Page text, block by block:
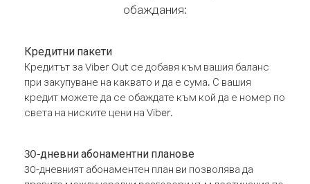
обаждания:
Кредитни пакети
Кредитът за Viber Out се добавя към вашия баланс
при закупуване на каквато и да е сума. С вашия
кредит можете да се обаждате към кой да е номер по
света на ниските цени на Viber.
30-дневни абонаментни планове
30-дневният абонаментен план ви позволява да